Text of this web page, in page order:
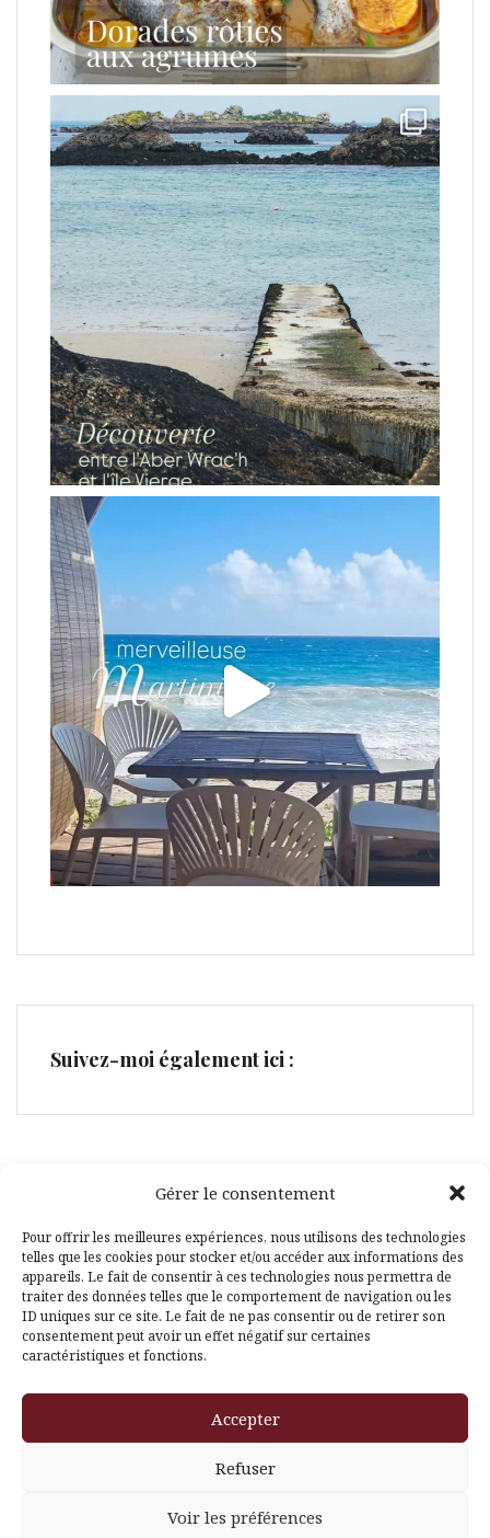
Gérer le consentement
Pour offrir les meilleures expériences, nous utilisons des technologies
telles que les cookies pour stocker et/ou accéder aux informations des
appareils. Le fait de consentir à ces technologies nous permettra de
traiter des données telles que le comportement de navigation ou les
ID uniques sur ce site. Le fait de ne pas consentir ou de retirer son
consentement peut avoir un effet négatif sur certaines
caractéristiques et fonctions.
Accepter
Refuser
Voir les préférences
Suivez-moi également ici :
Facebook
Pinterest
Themeisle